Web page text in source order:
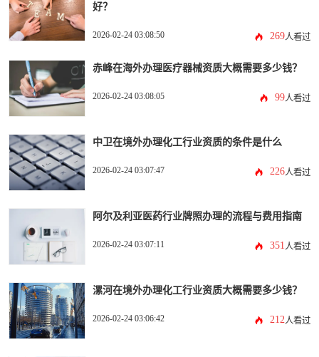
好？
2026-02-24 03:08:50 269人看过
赤峰在海外办理医疗器械资质大概需要多少钱？
2026-02-24 03:08:05 99人看过
中卫在境外办理化工行业资质的条件是什么
2026-02-24 03:07:47 226人看过
阿尔及利亚医药行业牌照办理的流程与费用指南
2026-02-24 03:07:11 351人看过
漯河在境外办理化工行业资质大概需要多少钱？
2026-02-24 03:06:42 212人看过